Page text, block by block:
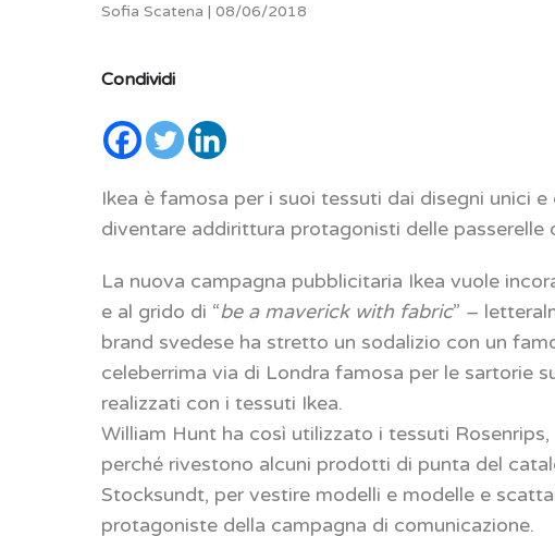
Sofia Scatena | 08/06/2018
Condividi
Ikea è famosa per i suoi tessuti dai disegni unici
diventare addirittura protagonisti delle passerelle
La nuova campagna pubblicitaria Ikea vuole
e al grido di “be a maverick with fabric” –
brand svedese ha stretto un sodalizio con un
celeberrima via di Londra famosa per le sartorie
realizzati con i tessuti Ikea.
William Hunt ha così utilizzato i tessuti
perché rivestono alcuni prodotti di punta del
Stocksundt, per vestire modelli e modelle e
protagoniste della campagna di comunicazione.